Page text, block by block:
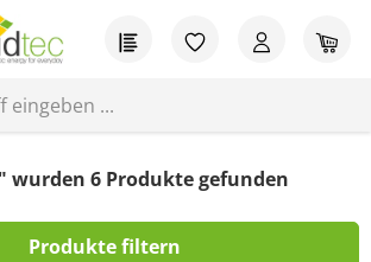
Du hast 0
wurden 6 Produkte gefunden
Produkte filtern